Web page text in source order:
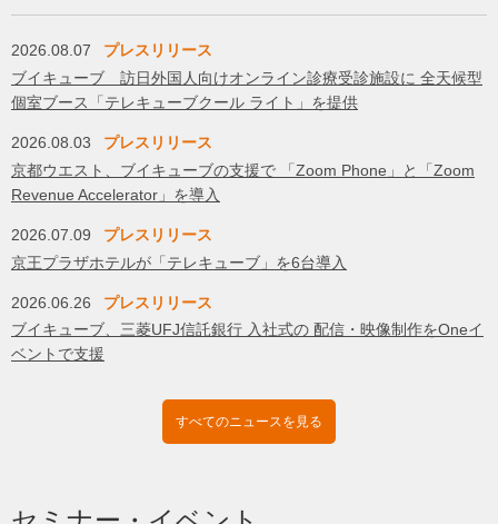
2026.08.07
プレスリリース
ブイキューブ 訪日外国人向けオンライン診療受診施設に 全天候型
個室ブース「テレキューブクール ライト」を提供
2026.08.03
プレスリリース
京都ウエスト、ブイキューブの支援で 「Zoom Phone」と「Zoom
Revenue Accelerator」を導入
2026.07.09
プレスリリース
京王プラザホテルが「テレキューブ」を6台導入
2026.06.26
プレスリリース
ブイキューブ、三菱UFJ信託銀行 入社式の 配信・映像制作をOneイ
ベントで支援
すべてのニュースを見る